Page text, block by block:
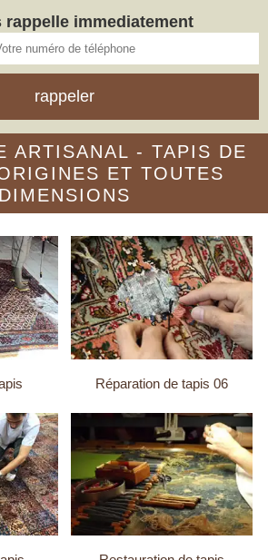
rappelle immediatement
ARTISANAL - TAPIS DE
ET TOUTES
DIMENSIONS
Réparation de tapis 06